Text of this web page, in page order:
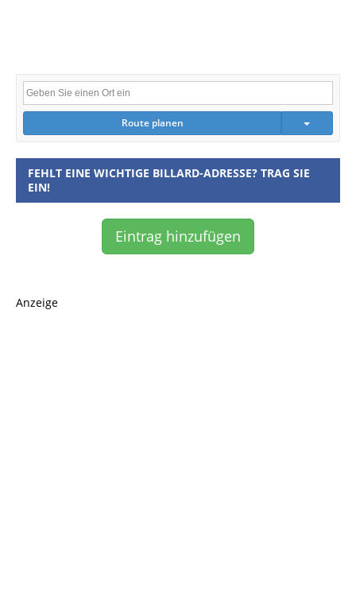
Route planen
FEHLT EINE WICHTIGE BILLARD-ADRESSE? TRAG SIE
EIN!
Eintrag hinzufügen
Anzeige